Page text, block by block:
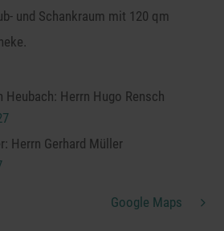
und Schankraum mit 120 qm
Heubach: Herrn Hugo Rensch
Herrn Gerhard Müller
Google Maps